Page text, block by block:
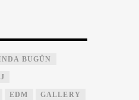
BUGÜN
EDM GALLERY